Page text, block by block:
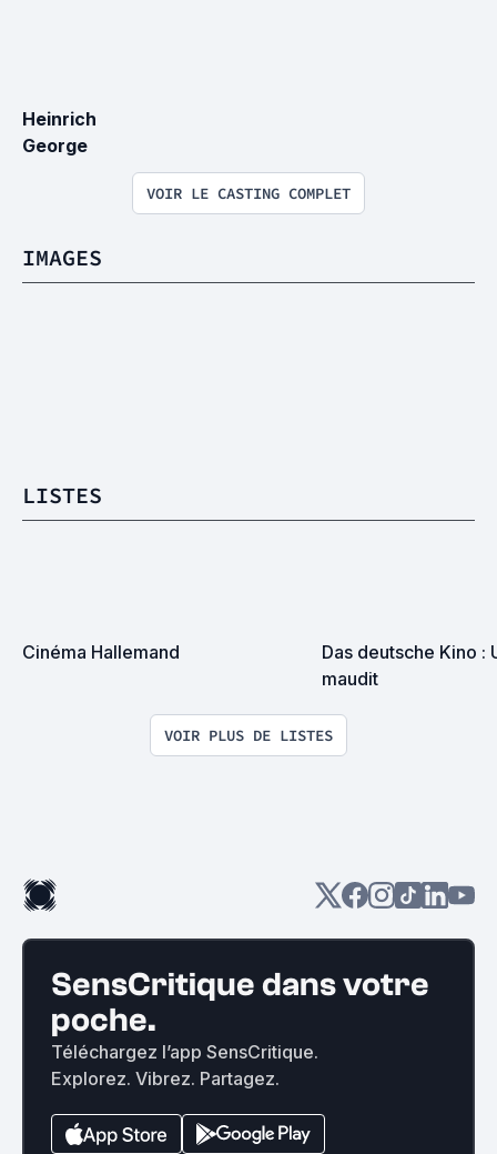
Heinrich
George
VOIR LE CASTING COMPLET
IMAGES
LISTES
Cinéma Hallemand
Das deutsche Kino :
maudit
VOIR PLUS DE LISTES
SensCritique dans votre
poche.
Téléchargez l’app SensCritique.
Explorez. Vibrez. Partagez.